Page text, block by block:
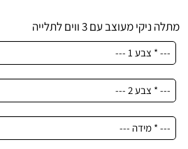
מתלה ניקי מעוצב עם 3 ווים לתלייה